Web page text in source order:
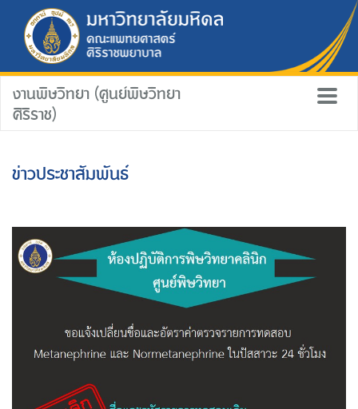
งานพิษวิทยา (ศูนย์พิษวิทยา
ศิริราช)
ข่าวประชาสัมพันธ์